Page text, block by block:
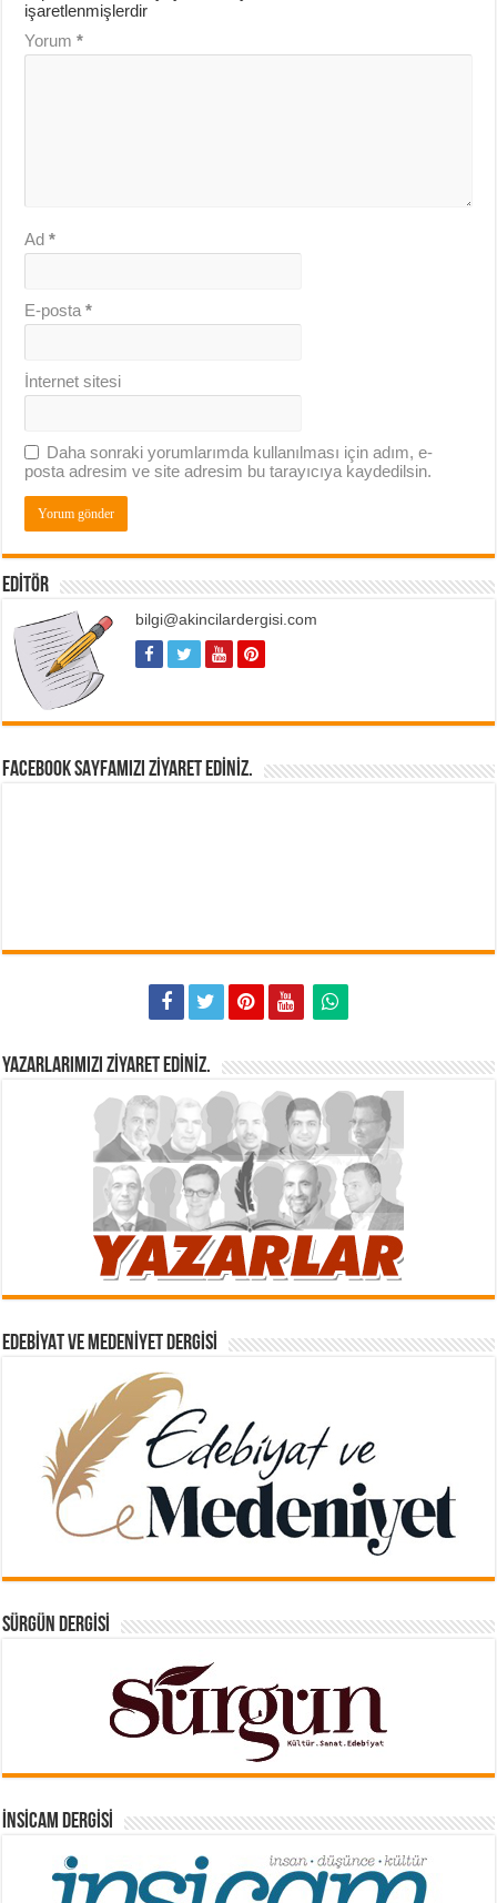
işaretlenmişlerdir
Yorum*
Ad*
E-posta*
İnternet sitesi
Daha sonraki yorumlarımda kullanılması için adım, e-
posta adresim ve site adresim bu tarayıcıya kaydedilsin.
EDITÖR
bilgi@akincilardergisi.com
FACEBOOK SAYFAMIZI ZIYARET EDINIZ.
YAZARLARIMIZI ZIYARET EDINIZ.
EDEBIYAT VE MEDENIYET DERGISI
SÜRGÜN DERGISI
İNSICAM DERGISI